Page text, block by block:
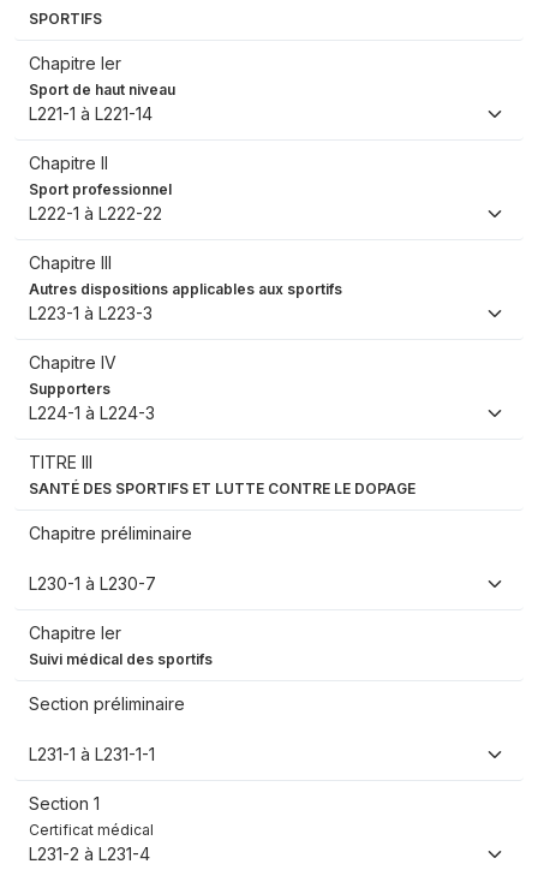
SPORTIFS
Chapitre Ier
Sport de haut niveau
L221-1 à L221-14
Chapitre II
Sport professionnel
L222-1 à L222-22
Chapitre III
Autres dispositions applicables aux sportifs
L223-1 à L223-3
Chapitre IV
Supporters
L224-1 à L224-3
TITRE III
SANTÉ DES SPORTIFS ET LUTTE CONTRE LE DOPAGE
Chapitre préliminaire
L230-1 à L230-7
Chapitre Ier
Suivi médical des sportifs
Section préliminaire
L231-1 à L231-1-1
Section 1
Certificat médical
L231-2 à L231-4